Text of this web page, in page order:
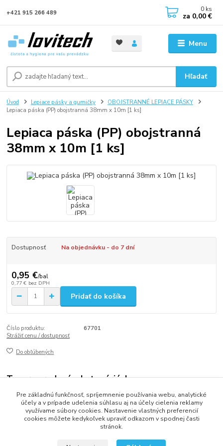
Menu
Hľadať
+421 915 266 489 0 ks
za 0,00 €
Úvod Lepiace pásky a gumičky
OBOJSTRANNÉ LEPIACE PÁSKY
Lepiaca páska (PP) obojstranná 38mm x 10m [1 ks]
Lepiaca páska (PP) obojstranná
38mm x 10m [1 ks]
Dostupnosť Na objednávku - do 7 dní
0,95 €/bal
0,77 € bez DPH
Pridať do košíka
Číslo produktu:
67701
Strážiť cenu / dostupnosť
Do obľúbených
Tovar zaradený v kategóriách
OBOJSTRANNÉ LEPIACE PÁSKY
Pre základnú funkčnosť, spríjemnenie používania webu, analytické
účely a v prípade udelenia súhlasu aj na účely cielenia reklamy
využívame súbory cookies. Nastavenie vlastných preferencií
cookies môžete kedykoľvek upraviť odkazom v spodnej časti
stránok.